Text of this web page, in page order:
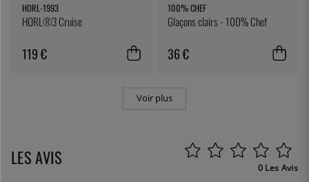
HORL-1993
HORL®3 Cruise
119 €
100% CHEF
Glaçons clairs - 100% Chef
36 €
Voir plus
LES AVIS 0 Les Avis